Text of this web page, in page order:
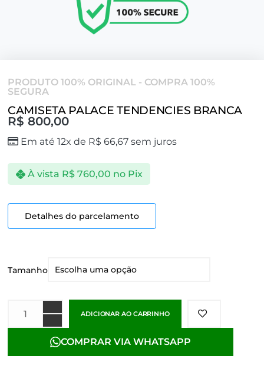
PRODUTO 100% ORIGINAL - COMPRA 100%
SEGURA
CAMISETA PALACE TENDENCIES BRANCA
R$ 800,00
Em até 12x de R$ 66,67 sem juros
À vista R$760,00 no Pix
Detalhes do parcelamento
Tamanho
ADICIONAR AO CARRINHO
COMPRAR VIA WHATSAPP